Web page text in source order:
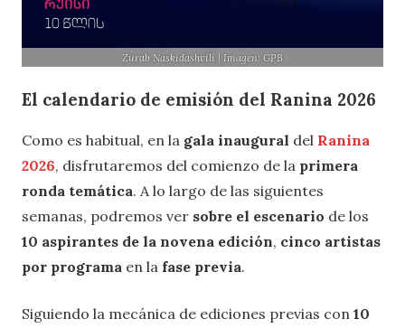
Zurab Naskidashvili | Imagen: GPB
El calendario de emisión del Ranina 2026
Como es habitual, en la gala inaugural del Ranina
2026, disfrutaremos del comienzo de la primera
ronda temática. A lo largo de las siguientes
semanas, podremos ver sobre el escenario de los
10 aspirantes de la novena edición, cinco artistas
por programa en la fase previa.
Siguiendo la mecánica de ediciones previas con 10